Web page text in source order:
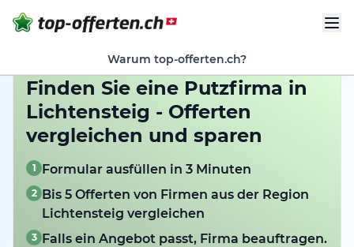
Warum top-offerten.ch?
Finden Sie eine Putzfirma in
Lichtensteig - Offerten
vergleichen und sparen
1 Formular ausfüllen in 3 Minuten
2 Bis 5 Offerten von Firmen aus der Region
Lichtensteig vergleichen
3 Falls ein Angebot passt, Firma beauftragen.